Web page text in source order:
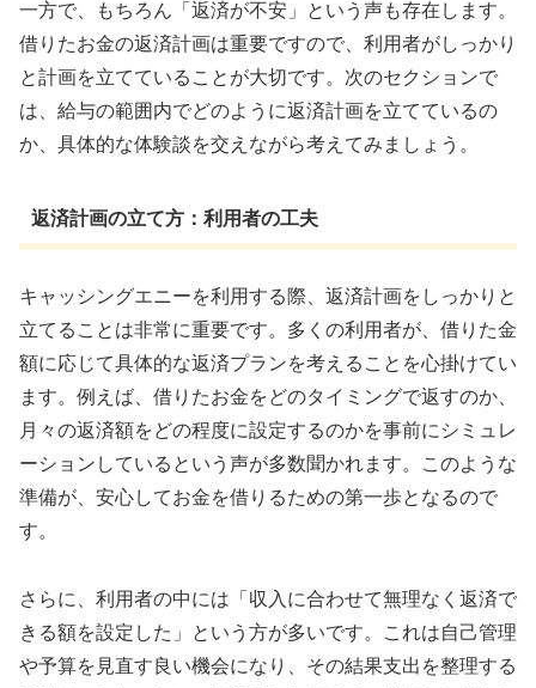
一方で、もちろん「返済が不安」という声も存在します。
借りたお金の返済計画は重要ですので、利用者がしっかり
と計画を立てていることが大切です。次のセクションで
は、給与の範囲内でどのように返済計画を立てているの
か、具体的な体験談を交えながら考えてみましょう。
返済計画の立て方：利用者の工夫
キャッシングエニーを利用する際、返済計画をしっかりと
立てることは非常に重要です。多くの利用者が、借りた金
額に応じて具体的な返済プランを考えることを心掛けてい
ます。例えば、借りたお金をどのタイミングで返すのか、
月々の返済額をどの程度に設定するのかを事前にシミュレ
ーションしているという声が多数聞かれます。このような
準備が、安心してお金を借りるための第一歩となるので
す。
さらに、利用者の中には「収入に合わせて無理なく返済で
きる額を設定した」という方が多いです。これは自己管理
や予算を見直す良い機会になり、その結果支出を整理する